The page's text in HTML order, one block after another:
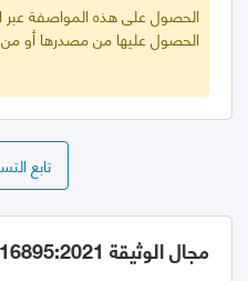
الحصول على هذه المواصفة عبر
الحصول عليها من مصدرها أو من
تابع
مجال الوثيقة GSO ISO 16895:2021